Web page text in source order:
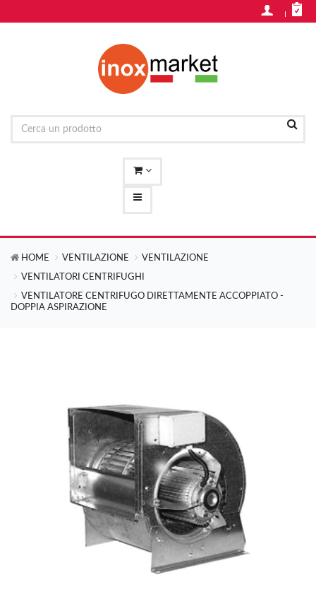
HOME VENTILAZIONE VENTILAZIONE
VENTILATORI CENTRIFUGHI
VENTILATORE CENTRIFUGO DIRETTAMENTE ACCOPPIATO -
DOPPIA ASPIRAZIONE